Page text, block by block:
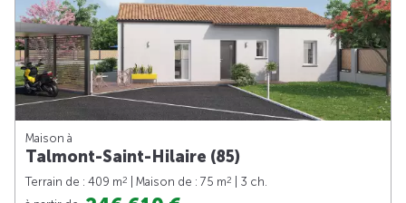
Maison à
Talmont-Saint-Hilaire (85)
Terrain de : 409 m2 | Maison de : 75 m2
| 3 ch.